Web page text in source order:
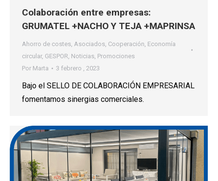
Colaboración entre empresas:
GRUMATEL +NACHO Y TEJA +MAPRINSA
Ahorro de costes, Asociados, Cooperación, Economía
circular, GESPOR, Noticias, Promociones
Por Marta 3 febrero , 2023
Bajo el SELLO DE COLABORACIÓN EMPRESARIAL
fomentamos sinergias comerciales.